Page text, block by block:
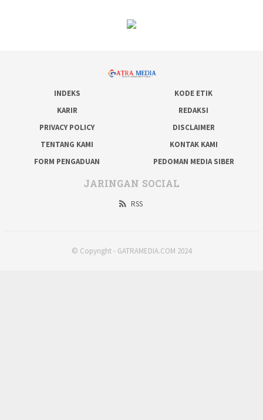
INDEKS
KODE ETIK
KARIR
REDAKSI
PRIVACY POLICY
DISCLAIMER
TENTANG KAMI
KONTAK KAMI
FORM PENGADUAN
PEDOMAN MEDIA SIBER
JARINGAN SOCIAL
RSS
© Copyright - GATRAMEDIA.COM 2024